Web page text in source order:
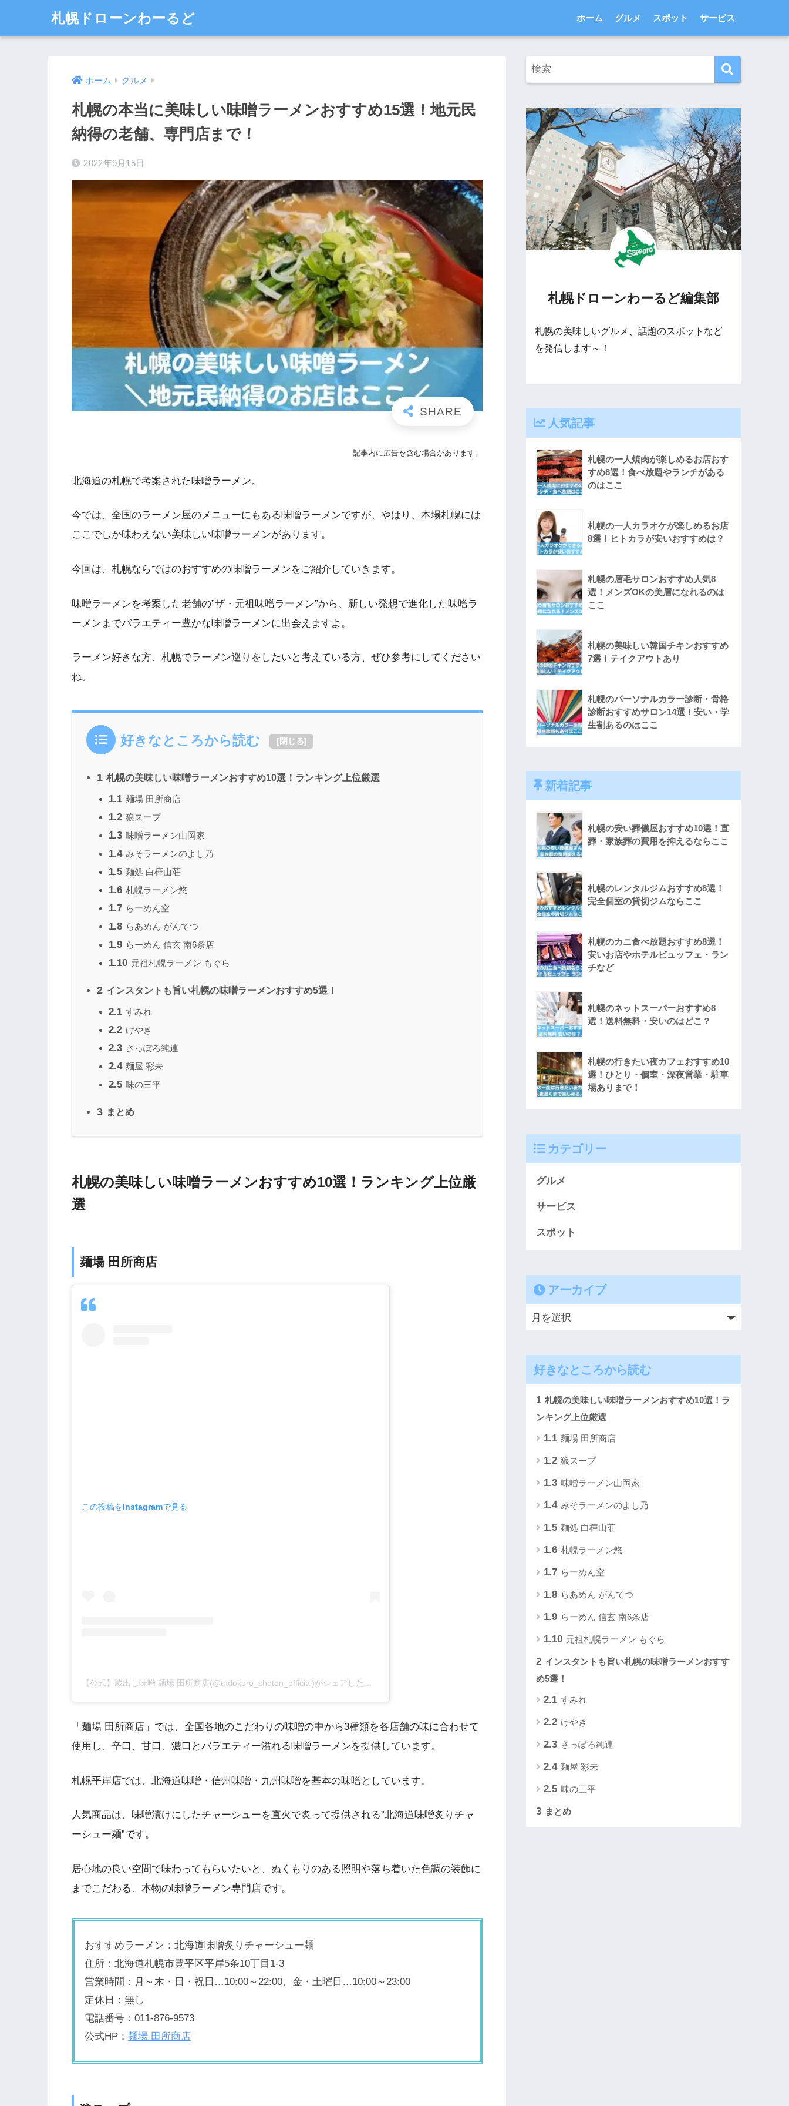
札幌ドローンわーるど ホーム グルメ スポット サービス
ホーム グルメ
札幌の本当に美味しい味噌ラーメンおすすめ15選！地元民
納得の老舗、専門店まで！
2022年9月15日
記事内に広告を含む場合があります。
北海道の札幌で考案された味噌ラーメン。
今では、全国のラーメン屋のメニューにもある味噌ラーメンですが、やはり、本場札幌には
ここでしか味わえない美味しい味噌ラーメンがあります。
今回は、札幌ならではのおすすめの味噌ラーメンをご紹介していきます。
味噌ラーメンを考案した老舗の”ザ・元祖味噌ラーメン”から、新しい発想で進化した味噌ラ
ーメンまでバラエティー豊かな味噌ラーメンに出会えますよ。
ラーメン好きな方、札幌でラーメン巡りをしたいと考えている方、ぜひ参考にしてください
ね。
好きなところから読む [閉じる]
1 札幌の美味しい味噌ラーメンおすすめ10選！ランキング上位厳選
1.1 麺場 田所商店
1.2 狼スープ
1.3 味噌ラーメン山岡家
1.4 みそラーメンのよし乃
1.5 麺処 白樺山荘
1.6 札幌ラーメン悠
1.7 らーめん空
1.8 らあめん がんてつ
1.9 らーめん 信玄 南6条店
1.10 元祖札幌ラーメン もぐら
2 インスタントも旨い札幌の味噌ラーメンおすすめ5選！
2.1 すみれ
2.2 けやき
2.3 さっぽろ純連
2.4 麺屋 彩未
2.5 味の三平
3 まとめ
札幌の美味しい味噌ラーメンおすすめ10選！ランキング上位厳
選
麺場 田所商店
この投稿をInstagramで見る
【公式】蔵出し味噌 麺場 田所商店(@tadokoro_shoten_official)がシェアした投稿
「麺場 田所商店」では、全国各地のこだわりの味噌の中から3種類を各店舗の味に合わせて
使用し、辛口、甘口、濃口とバラエティー溢れる味噌ラーメンを提供しています。
札幌平岸店では、北海道味噌・信州味噌・九州味噌を基本の味噌としています。
人気商品は、味噌漬けにしたチャーシューを直火で炙って提供される”北海道味噌炙りチャ
ーシュー麺”です。
居心地の良い空間で味わってもらいたいと、ぬくもりのある照明や落ち着いた色調の装飾に
までこだわる、本物の味噌ラーメン専門店です。
おすすめラーメン：北海道味噌炙りチャーシュー麺
住所：北海道札幌市豊平区平岸5条10丁目1-3
営業時間：月～木・日・祝日…10:00～22:00、金・土曜日…10:00～23:00
定休日：無し
電話番号：011-876-9573
公式HP：麺場 田所商店
札幌ドローンわーるど編集部
札幌の美味しいグルメ、話題のスポットなど
を発信します～！
人気記事
札幌の一人焼肉が楽しめるお店おす
すめ8選！食べ放題やランチがある
のはここ
札幌の一人カラオケが楽しめるお店
8選！ヒトカラが安いおすすめは？
札幌の眉毛サロンおすすめ人気8
選！メンズOKの美眉になれるのは
ここ
札幌の美味しい韓国チキンおすすめ
7選！テイクアウトあり
札幌のパーソナルカラー診断・骨格
診断おすすめサロン14選！安い・学
生割あるのはここ
新着記事
札幌の安い葬儀屋おすすめ10選！直
葬・家族葬の費用を抑えるならここ
札幌のレンタルジムおすすめ8選！
完全個室の貸切ジムならここ
札幌のカニ食べ放題おすすめ8選！
安いお店やホテルビュッフェ・ラン
チなど
札幌のネットスーパーおすすめ8
選！送料無料・安いのはどこ？
札幌の行きたい夜カフェおすすめ10
選！ひとり・個室・深夜営業・駐車
場ありまで！
カテゴリー
グルメ
サービス
スポット
アーカイブ
好きなところから読む
1 札幌の美味しい味噌ラーメンおすすめ10選！ラ
ンキング上位厳選
1.1 麺場 田所商店
1.2 狼スープ
1.3 味噌ラーメン山岡家
1.4 みそラーメンのよし乃
1.5 麺処 白樺山荘
1.6 札幌ラーメン悠
1.7 らーめん空
1.8 らあめん がんてつ
1.9 らーめん 信玄 南6条店
1.10 元祖札幌ラーメン もぐら
2 インスタントも旨い札幌の味噌ラーメンおすす
め5選！
2.1 すみれ
2.2 けやき
2.3 さっぽろ純連
2.4 麺屋 彩未
2.5 味の三平
3 まとめ